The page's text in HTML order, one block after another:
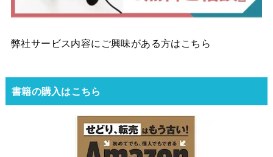
弊社サービス内容にご興味がある方はこちら
書籍の購入はこちら